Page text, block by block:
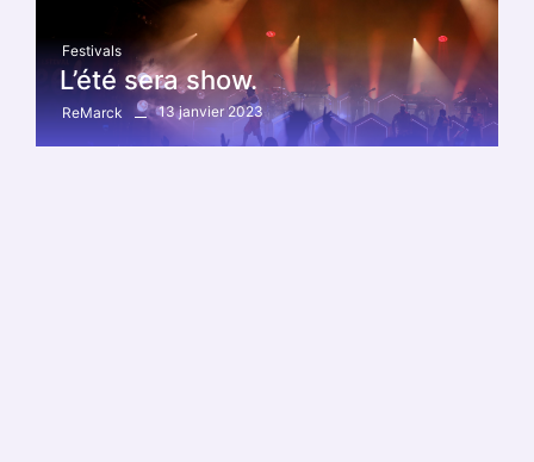
Festivals
L’été sera show.
ReMarck 13 janvier 2023